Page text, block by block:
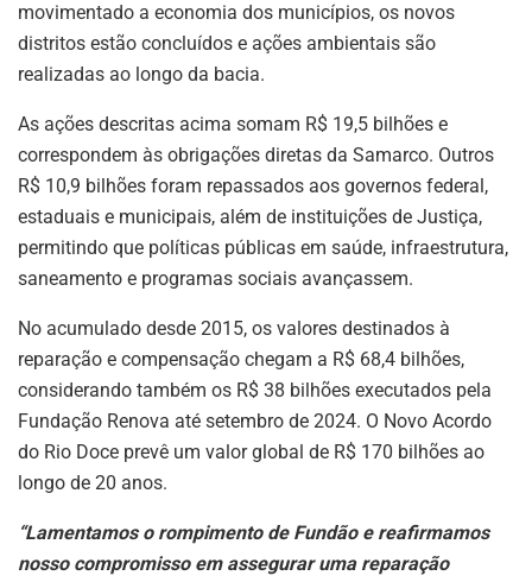
movimentado a economia dos municípios, os novos
distritos estão concluídos e ações ambientais são
realizadas ao longo da bacia.
As ações descritas acima somam R$ 19,5 bilhões e
correspondem às obrigações diretas da Samarco. Outros
R$ 10,9 bilhões foram repassados aos governos federal,
estaduais e municipais, além de instituições de Justiça,
permitindo que políticas públicas em saúde, infraestrutura,
saneamento e programas sociais avançassem.
No acumulado desde 2015, os valores destinados à
reparação e compensação chegam a R$ 68,4 bilhões,
considerando também os R$ 38 bilhões executados pela
Fundação Renova até setembro de 2024. O Novo Acordo
do Rio Doce prevê um valor global de R$ 170 bilhões ao
longo de 20 anos.
“Lamentamos o rompimento de Fundão e reafirmamos
nosso compromisso em assegurar uma reparação